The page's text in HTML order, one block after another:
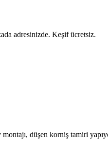
adresinizde. Keşif ücretsiz.
düşen korniş tamiri